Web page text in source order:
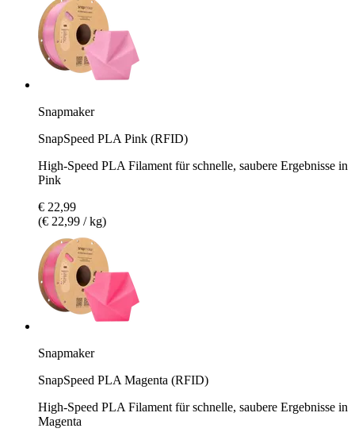
Snapmaker
SnapSpeed PLA Pink (RFID)
High-Speed PLA Filament für schnelle, saubere Ergebnisse in
Pink
€ 22,99
(€ 22,99 / kg)
Snapmaker
SnapSpeed PLA Magenta (RFID)
High-Speed PLA Filament für schnelle, saubere Ergebnisse in
Magenta